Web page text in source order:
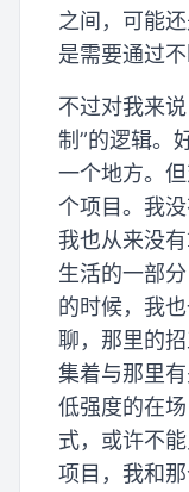
之间，可能
是需要通过
不过对我来
制”的逻辑。
一个地方。
个项目。我
我也从来没
生活的一部
的时候，我
聊，那里的
集着与那里
低强度的在
式，或许不
项目，我和